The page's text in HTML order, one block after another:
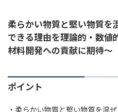
卒業生の方 在学生
大学紹介
学部・大学
入試情
柔らかい物質と堅い物質を
できる理由を理論的・数値
材料開発への貢献に期待～
ポイント
・柔らかい物質と堅い物質を混